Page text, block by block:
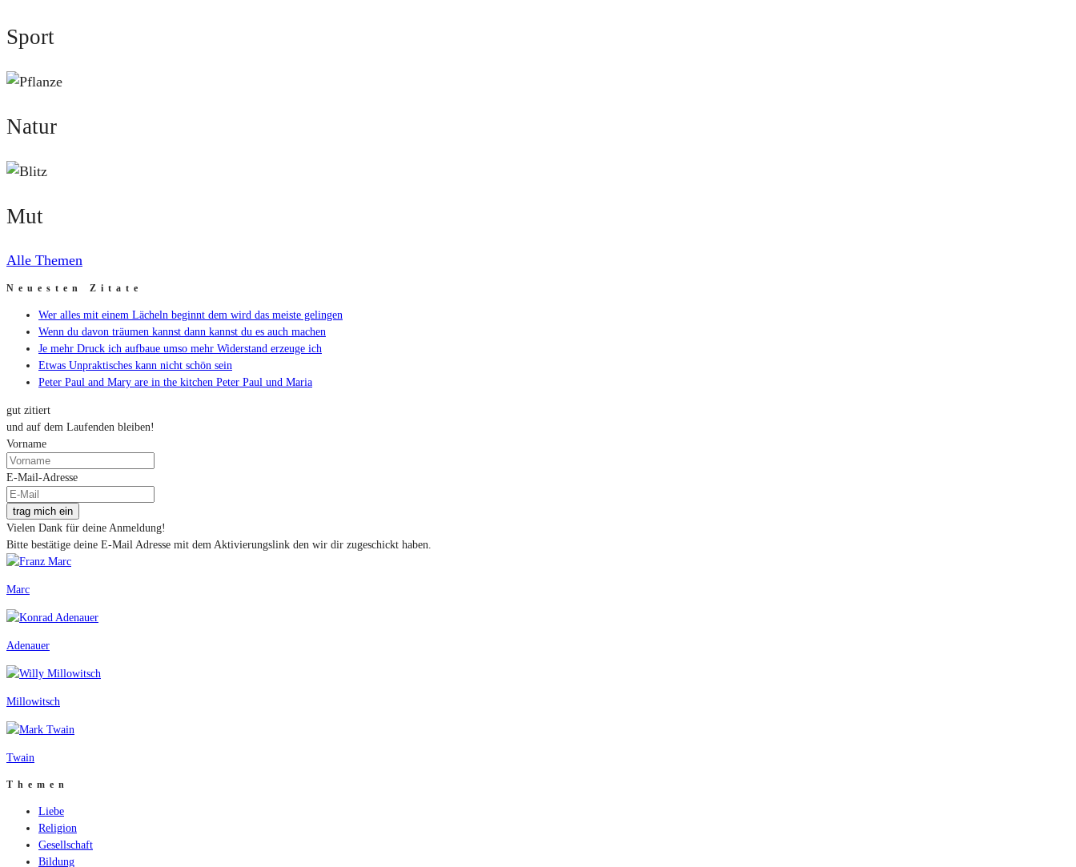
Sport
Natur
Natur
Mut
Mut
Alle Themen
Neuesten Zitate
Wer alles mit einem Lächeln beginnt dem wird das meiste gelingen
Wenn du davon träumen kannst dann kannst du es auch machen
Je mehr Druck ich aufbaue umso mehr Widerstand erzeuge ich
Etwas Unpraktisches kann nicht schön sein
Peter Paul and Mary are in the kitchen Peter Paul und Maria
gut zitiert
und auf dem Laufenden bleiben!
Vorname
E-Mail-Adresse
trag mich ein
Vielen Dank für deine Anmeldung!
Bitte bestätige deine E-Mail Adresse mit dem Aktivierungslink den wir dir zugeschickt haben.
Marc
Adenauer
Millowitsch
Twain
Themen
Liebe
Religion
Gesellschaft
Bildung